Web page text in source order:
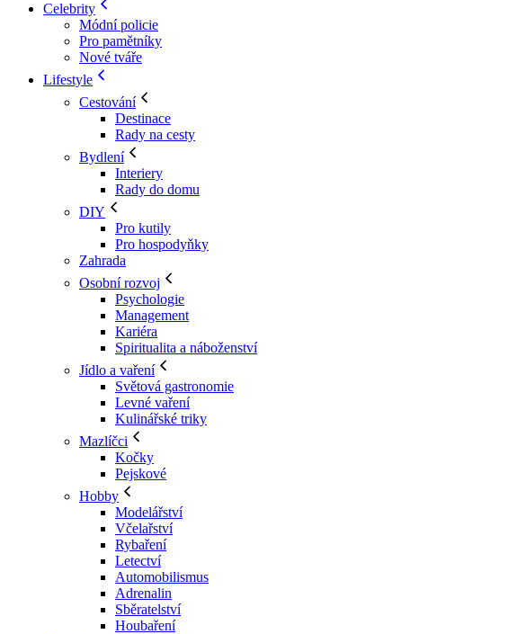
Celebrity
Módní policie
Pro pamětníky
Nové tváře
Lifestyle
Cestování
Destinace
Rady na cesty
Bydlení
Interiery
Rady do domu
DIY
Pro kutily
Pro hospodyňky
Zahrada
Osobní rozvoj
Psychologie
Management
Kariéra
Spiritualita a náboženství
Jídlo a vaření
Světová gastronomie
Levné vaření
Kulinářské triky
Mazlíčci
Kočky
Pejskové
Hobby
Modelářství
Včelařství
Rybaření
Letectví
Automobilismus
Adrenalin
Sběratelství
Houbaření